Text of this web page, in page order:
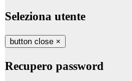
Seleziona utente
button close ×
Recupero password